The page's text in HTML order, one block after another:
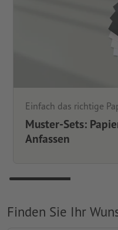
Einfach das richtige
Muster-Sets:
Anfassen
Finden Sie Ihr